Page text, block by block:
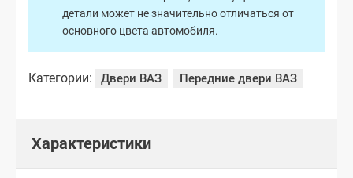
детали может не значительно отличаться от
основного цвета автомобиля.
Категории: Двери ВАЗ Передние двери ВАЗ
Характеристики